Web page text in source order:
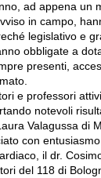
ad appena un
in campo,
legislativo e
obbligate a
presenti,
e professori
notevoli
Valagussa di
con
il dr.
del 118 di